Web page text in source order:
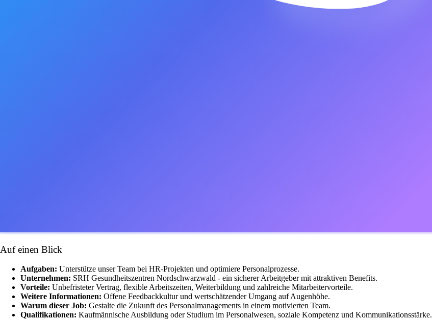
Auf einen Blick
Aufgaben: Unterstütze unser Team bei HR-Projekten und optimiere Personalprozesse.
Unternehmen: SRH Gesundheitszentren Nordschwarzwald - ein sicherer Arbeitgeber mit attraktiven Benefits.
Vorteile: Unbefristeter Vertrag, flexible Arbeitszeiten, Weiterbildung und zahlreiche Mitarbeitervorteile.
Weitere Informationen: Offene Feedbackkultur und wertschätzender Umgang auf Augenhöhe.
Warum dieser Job: Gestalte die Zukunft des Personalmanagements in einem motivierten Team.
Qualifikationen: Kaufmännische Ausbildung oder Studium im Personalwesen, soziale Kompetenz und Kommunikationsstärke.